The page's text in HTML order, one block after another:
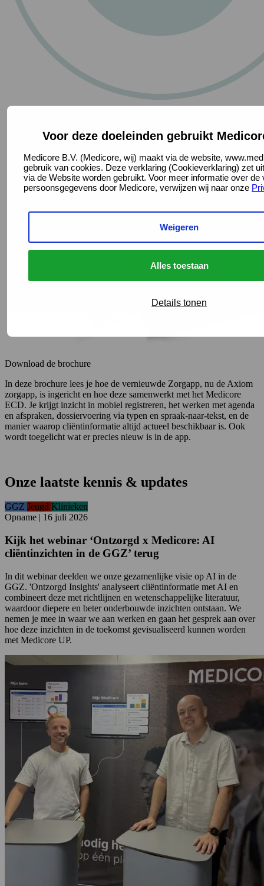
Voor deze doeleinden gebruikt
Medicore B.V. (Medicore, wij) maakt via de website,
gebruik van cookies. Deze verklaring (Cookieverklaring) zet
via de Website worden gebruikt. Voor meer informatie over de
persoonsgegevens door Medicore, verwijzen wij naar onze
Weigeren
Alles toestaan
Details tonen
Download de brochure
In deze brochure lees je hoe de vernieuwde Zorgapp, nu de Axiom
zorgapp, is ingericht en hoe deze samenwerkt met het Medicore
ECD. Je krijgt inzicht in mobiel registreren, het werken met agenda
en afspraken, dossiervoering via typen en spraak-naar-tekst, en de
manier waarop cliëntinformatie altijd actueel beschikbaar is. Ook
wordt toegelicht wat er precies nieuw is in de app.
Onze laatste kennis & updates
GGZ Jeugd Klinieken
Opname | 16 juli 2026
Kijk het webinar ‘Ontzorgd x Medicore: AI
cliëntinzichten in de GGZ’ terug
In dit webinar deelden we onze gezamenlijke visie op AI in de
GGZ. 'Ontzorgd Insights' analyseert cliëntinformatie met AI en
combineert deze met richtlijnen en wetenschappelijke literatuur,
waardoor diepere en beter onderbouwde inzichten ontstaan. We
nemen je mee in waar we aan werken en gaan het gesprek aan over
hoe deze inzichten in de toekomst gevisualiseerd kunnen worden
met Medicore UP.